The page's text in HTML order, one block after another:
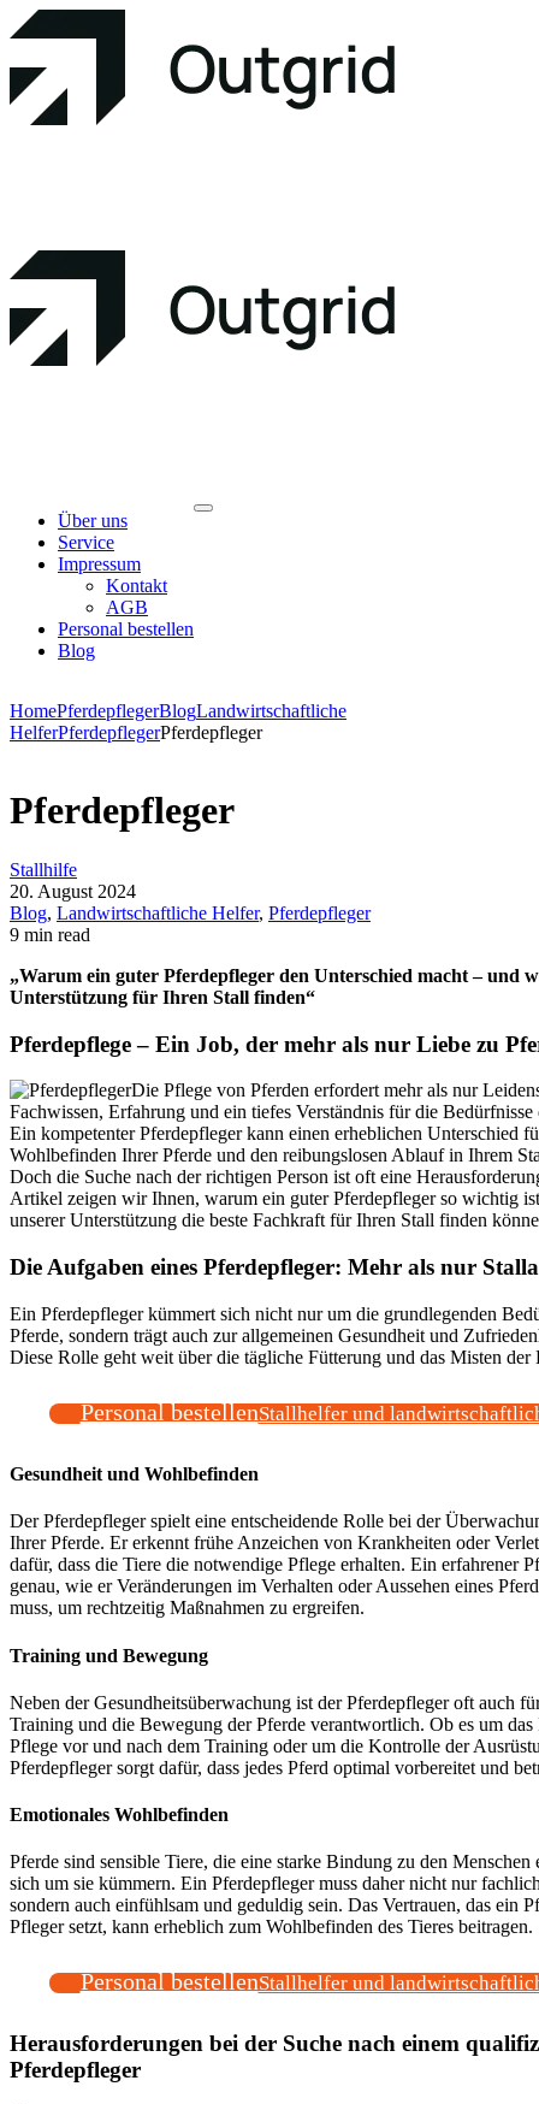
Über uns
Service
Impressum
Kontakt
AGB
Personal bestellen
Blog
HomePferdepflegerBlogLandwirtschaftliche
HelferPferdepflegerPferdepfleger
Pferdepfleger
Stallhilfe
20. August 2024
Blog, Landwirtschaftliche Helfer, Pferdepfleger
9 min read
„Warum ein guter Pferdepfleger den Unterschied macht – und
Unterstützung für Ihren Stall finden“
Pferdepflege – Ein Job, der mehr als nur Liebe zu
Die Pflege von Pferden erfordert mehr als nur
Fachwissen, Erfahrung und ein tiefes Verständnis für die Bedürfnisse
Ein kompetenter Pferdepfleger kann einen erheblichen Unterschied
Wohlbefinden Ihrer Pferde und den reibungslosen Ablauf in Ihrem
Doch die Suche nach der richtigen Person ist oft eine
Artikel zeigen wir Ihnen, warum ein guter Pferdepfleger so wichtig
unserer Unterstützung die beste Fachkraft für Ihren Stall finden
Die Aufgaben eines Pferdepfleger: Mehr als nur
Ein Pferdepfleger kümmert sich nicht nur um die grundlegenden
Pferde, sondern trägt auch zur allgemeinen Gesundheit und
Diese Rolle geht weit über die tägliche Fütterung und das Misten der
Personal bestellenStallhelfer und
Gesundheit und Wohlbefinden
Der Pferdepfleger spielt eine entscheidende Rolle bei der
Ihrer Pferde. Er erkennt frühe Anzeichen von Krankheiten oder
dafür, dass die Tiere die notwendige Pflege erhalten. Ein erfahrener
genau, wie er Veränderungen im Verhalten oder Aussehen eines
muss, um rechtzeitig Maßnahmen zu ergreifen.
Training und Bewegung
Neben der Gesundheitsüberwachung ist der Pferdepfleger oft auch
Training und die Bewegung der Pferde verantwortlich. Ob es um
Pflege vor und nach dem Training oder um die Kontrolle der
Pferdepfleger sorgt dafür, dass jedes Pferd optimal vorbereitet und
Emotionales Wohlbefinden
Pferde sind sensible Tiere, die eine starke Bindung zu den
sich um sie kümmern. Ein Pferdepfleger muss daher nicht nur
sondern auch einfühlsam und geduldig sein. Das Vertrauen, das ein
Pfleger setzt, kann erheblich zum Wohlbefinden des Tieres beitragen.
Personal bestellenStallhelfer und
Herausforderungen bei der Suche nach einem
Pferdepfleger